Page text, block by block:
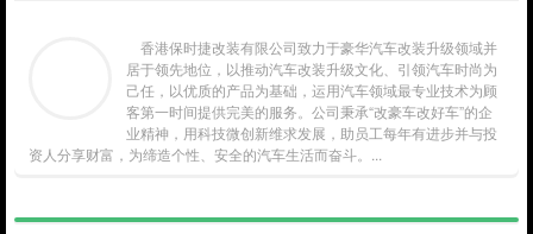
香港保时捷改装有限公司致力于豪华汽车改装升级领域并
居于领先地位，以推动汽车改装升级文化、引领汽车时尚为
己任，以优质的产品为基础，运用汽车领域最专业技术为顾
客第一时间提供完美的服务。公司秉承“改豪车改好车”的企
业精神，用科技微创新维求发展，助员工每年有进步并与投
资人分享财富，为缔造个性、安全的汽车生活而奋斗。...